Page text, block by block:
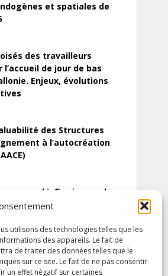
utilisons des technologies telles que les
des appareils. Le fait de
de traiter des données telles que le
sur ce site. Le fait de ne pas consentir
un effet négatif sur certaines
et spatiales de
des travailleurs
l’accueil de jour de bas
Enjeux, évolutions
des Structures
à l’autocréation
infirmier :quels
d’offre de soins pour
à notre newsletter